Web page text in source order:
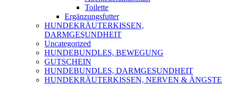
Toilette
Ergänzungsfutter
HUNDEKRÄUTERKISSEN,
DARMGESUNDHEIT
Uncategorized
HUNDEBUNDLES, BEWEGUNG
GUTSCHEIN
HUNDEBUNDLES, DARMGESUNDHEIT
HUNDEKRÄUTERKISSEN, NERVEN & ÄNGSTE